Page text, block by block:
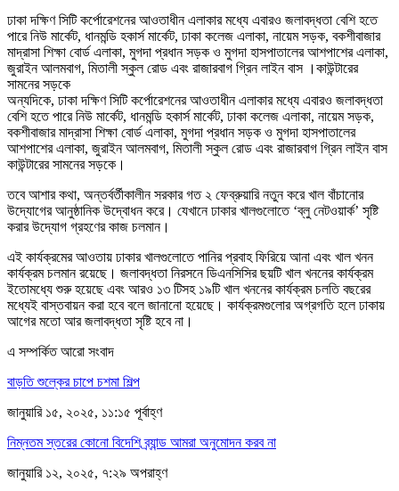
ঢাকা দক্ষিণ সিটি কর্পোরেশনের আওতাধীন এলাকার মধ্যে এবারও জলাবদ্ধতা বেশি হতে
পারে নিউ মার্কেট, ধানমন্ডি হকার্স মার্কেট, ঢাকা কলেজ এলাকা, নায়েম সড়ক, বকশীবাজার
মাদ্রাসা শিক্ষা বোর্ড এলাকা, মুগদা প্রধান সড়ক ও মুগদা হাসপাতালের আশপাশের এলাকা,
জুরাইন আলমবাগ, মিতালী স্কুল রোড এবং রাজারবাগ গ্রিন লাইন বাস ।কাউন্টারের
সামনের সড়কে
অন্যদিকে, ঢাকা দক্ষিণ সিটি কর্পোরেশনের আওতাধীন এলাকার মধ্যে এবারও জলাবদ্ধতা
বেশি হতে পারে নিউ মার্কেট, ধানমন্ডি হকার্স মার্কেট, ঢাকা কলেজ এলাকা, নায়েম সড়ক,
বকশীবাজার মাদ্রাসা শিক্ষা বোর্ড এলাকা, মুগদা প্রধান সড়ক ও মুগদা হাসপাতালের
আশপাশের এলাকা, জুরাইন আলমবাগ, মিতালী স্কুল রোড এবং রাজারবাগ গ্রিন লাইন বাস
কাউন্টারের সামনের সড়কে।
তবে আশার কথা, অন্তর্বর্তীকালীন সরকার গত ২ ফেব্রুয়ারি নতুন করে খাল বাঁচানোর
উদ্যোগের আনুষ্ঠানিক উদ্বোধন করে। যেখানে ঢাকার খালগুলোতে ‘ব্লু নেটওয়ার্ক’ সৃষ্টি
করার উদ্যোগ গ্রহণের কাজ চলমান।
এই কার্যক্রমের আওতায় ঢাকার খালগুলোতে পানির প্রবাহ ফিরিয়ে আনা এবং খাল খনন
কার্যক্রম চলমান রয়েছে। জলাবদ্ধতা নিরসনে ডিএনসিসির ছয়টি খাল খননের কার্যক্রম
ইতোমধ্যে শুরু হয়েছে এবং আরও ১৩ টিসহ ১৯টি খাল খননের কার্যক্রম চলতি বছরের
মধ্যেই বাস্তবায়ন করা হবে বলে জানানো হয়েছে। কার্যক্রমগুলোর অগ্রগতি হলে ঢাকায়
আগের মতো আর জলাবদ্ধতা সৃষ্টি হবে না।
এ সম্পর্কিত আরো সংবাদ
বাড়তি শুল্কের চাপে চশমা শিল্প
জানুয়ারি ১৫, ২০২৫, ১১:১৫ পূর্বাহ্ণ
নিম্নতম স্তরের কোনো বিদেশি ব্র্যান্ড আমরা অনুমোদন করব না
জানুয়ারি ১২, ২০২৫, ৭:২৯ অপরাহ্ণ